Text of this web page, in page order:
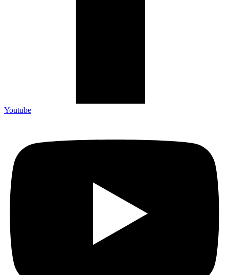
Youtube